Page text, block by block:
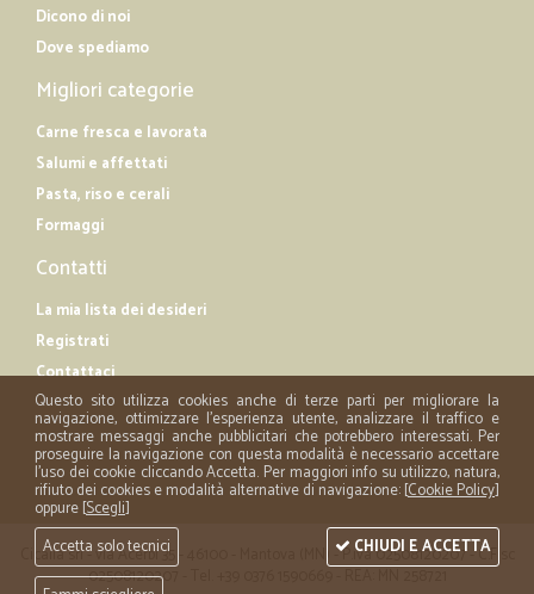
Dicono di noi
Dove spediamo
Migliori categorie
Carne fresca e lavorata
Salumi e affettati
Pasta, riso e cerali
Formaggi
Contatti
La mia lista dei desideri
Registrati
Contattaci
Cicalia srl - via Acerbi 35 - 46100 - Mantova (MN) - P.iva 02508120207 - C.Fisc
02508120207 - Tel. +39 0376 1590669 - REA: MN 258721
Questo sito utilizza cookies anche di terze parti per migliorare la
navigazione, ottimizzare l'esperienza utente, analizzare il traffico e
mostrare messaggi anche pubblicitari che potrebbero interessati. Per
proseguire la navigazione con questa modalità è necessario accettare
l'uso dei cookie cliccando Accetta. Per maggiori info su utilizzo, natura,
rifiuto dei cookies e modalità alternative di navigazione: [Cookie Policy]
oppure [Scegli]
Accetta solo tecnici
CHIUDI E ACCETTA